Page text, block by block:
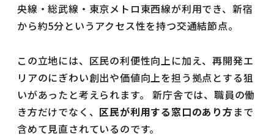
央線・総武線・東京メトロ東西線が利用でき、新宿
から約5分というアクセス性を持つ交通結節点。
この立地には、区民の利便性向上に加え、再開発エ
リアのにぎわい創出や価値向上を担う拠点とする狙
いがあったと考えられます。 新庁舎では、職員の働
き方だけでなく、 区民が利用する窓口のあり方まで
含めて見直されているのです。